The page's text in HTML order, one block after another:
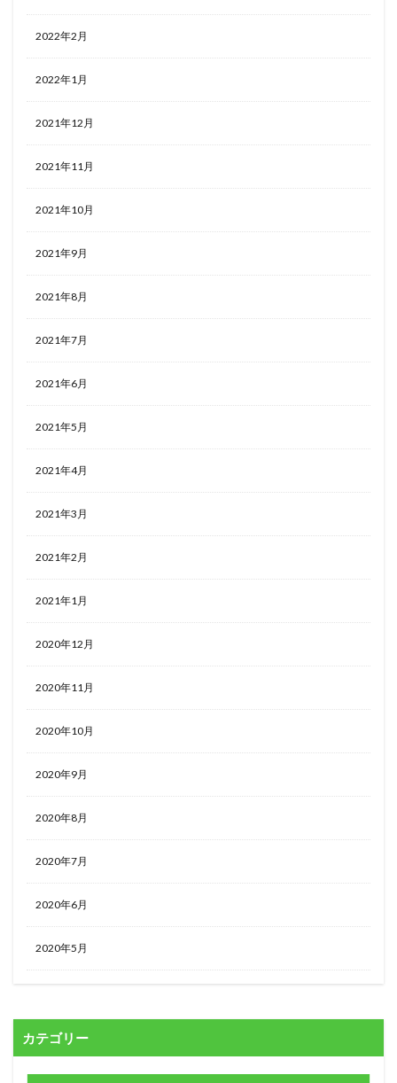
2022年2月
2022年1月
2021年12月
2021年11月
2021年10月
2021年9月
2021年8月
2021年7月
2021年6月
2021年5月
2021年4月
2021年3月
2021年2月
2021年1月
2020年12月
2020年11月
2020年10月
2020年9月
2020年8月
2020年7月
2020年6月
2020年5月
カテゴリー